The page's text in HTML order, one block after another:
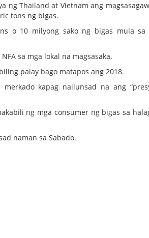
ng Thailand at Vietnam ang
tons ng bigas.
o 10 milyong sako ng bigas mula sa
sa mga lokal na magsasaka.
palay bago matapos ang 2018.
kapag nailunsad na ang
ng mga consumer ng bigas sa
naman sa Sabado.